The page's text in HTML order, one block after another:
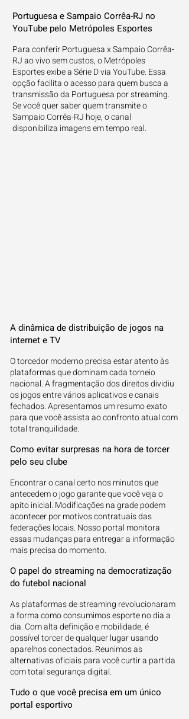
Portuguesa e Sampaio Corrêa-RJ no
YouTube pelo Metrópoles Esportes
Para conferir Portuguesa x Sampaio Corrêa-
RJ ao vivo sem custos, o Metrópoles
Esportes exibe a Série D via YouTube. Essa
opção facilita o acesso para quem busca a
transmissão da Portuguesa por streaming.
Se você quer saber quem transmite o
Sampaio Corrêa-RJ hoje, o canal
disponibiliza imagens em tempo real.
A dinâmica de distribuição de jogos na
internet e TV
O torcedor moderno precisa estar atento às
plataformas que dominam cada torneio
nacional. A fragmentação dos direitos dividiu
os jogos entre vários aplicativos e canais
fechados. Apresentamos um resumo exato
para que você assista ao confronto atual com
total tranquilidade.
Como evitar surpresas na hora de torcer
pelo seu clube
Encontrar o canal certo nos minutos que
antecedem o jogo garante que você veja o
apito inicial. Modificações na grade podem
acontecer por motivos contratuais das
federações locais. Nosso portal monitora
essas mudanças para entregar a informação
mais precisa do momento.
O papel do streaming na democratização
do futebol nacional
As plataformas de streaming revolucionaram
a forma como consumimos esporte no dia a
dia. Com alta definição e mobilidade, é
possível torcer de qualquer lugar usando
aparelhos conectados. Reunimos as
alternativas oficiais para você curtir a partida
com total segurança digital.
Tudo o que você precisa em um único
portal esportivo